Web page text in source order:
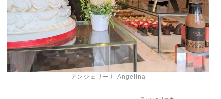
アンジェリーナ Angelina